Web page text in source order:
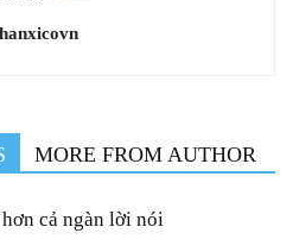
MORE FROM AUTHOR
cả ngàn lời nói